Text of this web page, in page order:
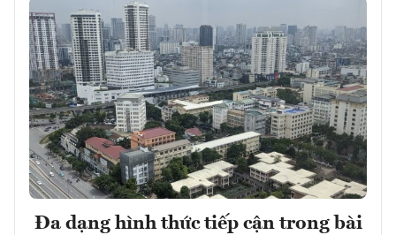
Đa dạng hình thức tiếp cận trong bài